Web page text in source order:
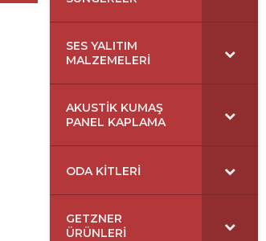
SES YALITIM
MALZEMELERI
AKUSTIK KUMAŞ
PANEL KAPLAMA
ODA KITLERI
GETZNER
ÜRÜNLERI